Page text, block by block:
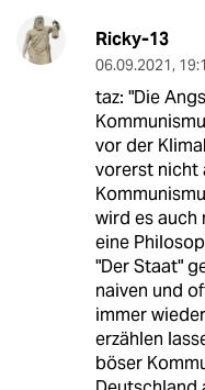
Ricky-13
06.09.2021,
taz: "Die
vor der
vorerst nicht
wird es auch
eine
"Der Staat"
naiven und
immer
erzählen
böser